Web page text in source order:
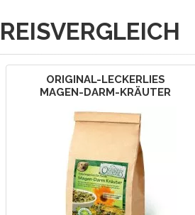
ORIGINAL-LECKERLIES
MAGEN-DARM-KRÄUTER